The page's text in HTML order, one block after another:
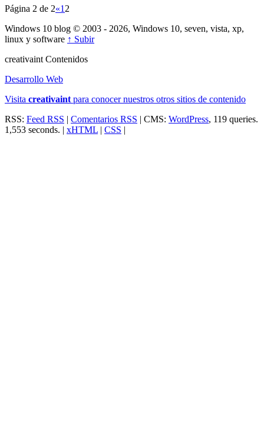
Página 2 de 2«1 2
Windows 10 blog © 2003 - 2026, Windows 10, seven, vista, xp,
linux y software ↑ Subir
creativaint Contenidos
Desarrollo Web
Visita creativaint para conocer nuestros otros sitios de contenido
RSS: Feed RSS | Comentarios RSS | CMS: WordPress, 119 queries.
1,553 seconds. | xHTML | CSS |